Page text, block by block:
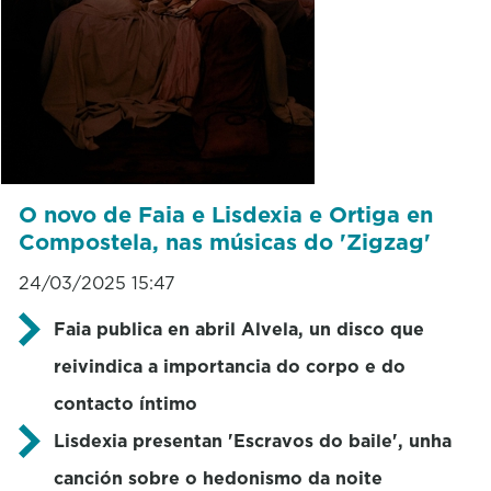
O novo de Faia e Lisdexia e Ortiga en
Compostela, nas músicas do 'Zigzag'
24/03/2025 15:47
Faia publica en abril Alvela, un disco que
reivindica a importancia do corpo e do
contacto íntimo
Lisdexia presentan 'Escravos do baile', unha
canción sobre o hedonismo da noite